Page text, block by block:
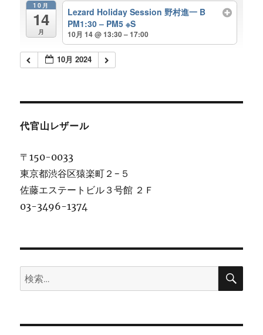
10月
14
月
Lezard Holiday Session 野村進一 B
PM1:30 – PM5 ※S
10月 14 @ 13:30 – 17:00
10月 2024
代官山レザール
〒150-0033
東京都渋谷区猿楽町２−５
佐藤エステートビル３号館 ２Ｆ
03-3496-1374
検
索:
検